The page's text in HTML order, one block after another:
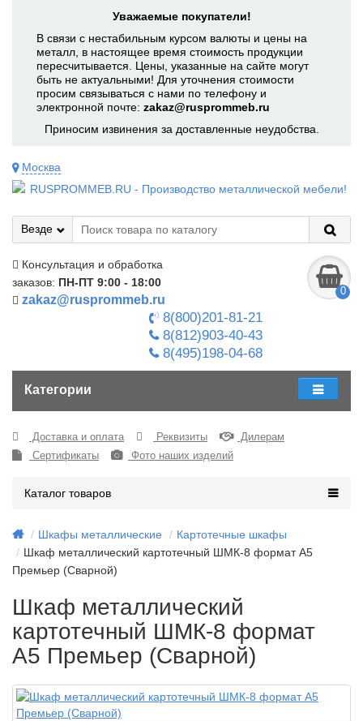
Уважаемые покупатели!
В связи с нестабильным курсом валюты и цены на
металл, в настоящее время стоимость продукции
пересчитывается. Цены, указанные на сайте могут
быть не актуальными! Для уточнения стоимости
просим связываться с нами по телефону и
электронной почте: zakaz@rusprommeb.ru
Приносим извинения за доставленные неудобства.
Москва
Везде
Консультация и обработка
заказов: ПН-ПТ 9:00 - 18:00
zakaz@rusprommeb.ru
8(800)201-81-21
8(812)903-40-43
8(495)198-04-68
0
Категории
Доставка и оплата Реквизиты
Дилерам
Сертификаты
Фото наших изделий
Каталог товаров
Шкафы металлические
Картотечные шкафы
Шкаф металлический картотечный ШМК-8 формат А5
Премьер (Сварной)
Шкаф металлический
картотечный ШМК-8 формат
А5 Премьер (Сварной)